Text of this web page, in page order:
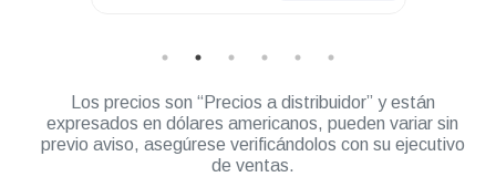
Los precios son “Precios a distribuidor” y están
expresados en dólares americanos, pueden variar sin
previo aviso, asegúrese verificándolos con su ejecutivo
de ventas.